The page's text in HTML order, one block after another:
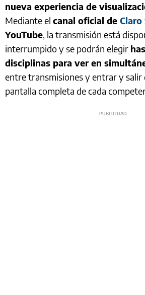
nueva experiencia de
Mediante el canal oficial de Claro
YouTube, la transmisión está
interrumpido y se podrán elegir
disciplinas para ver en
entre transmisiones y entrar y salir
pantalla completa de cada